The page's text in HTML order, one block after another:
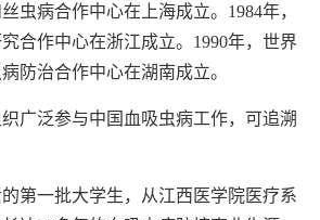
虫病合作中心在上海成立。1984年，
合作中心在浙江成立。1990年，世界
防治合作中心在湖南成立。
广泛参与中国血吸虫病工作，可追溯
第一批大学生，从江西医学院医疗系